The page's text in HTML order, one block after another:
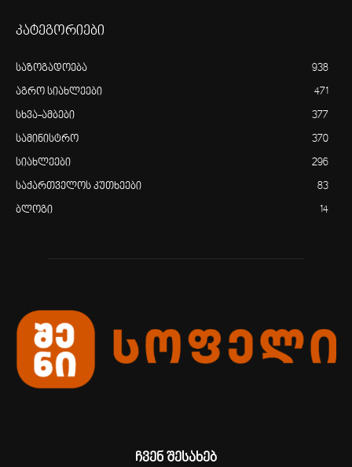
კატეგორიები
საზოგადოება 938
აგრო სიახლეები 471
სხვა-ამბები 377
სამინისტრო 370
სიახლეები 296
საქართველოს კუთხეები 83
ბლოგი 14
ჩვენ შესახებ